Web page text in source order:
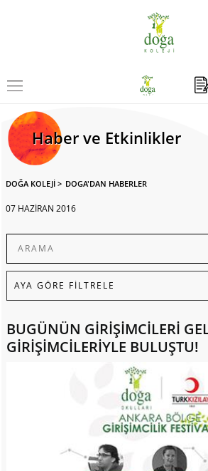
Haber ve Etkinlikler
DOĞA KOLEJİ > DOGA'DAN HABERLER
07 HAZİRAN 2016
BUGÜNÜN GİRİŞİMCİLERİ
GİRİŞİMCİLERİYLE BULUŞTU!